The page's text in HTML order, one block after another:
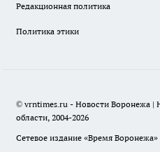
Редакционная политика
Политика этики
© vrntimes.ru - Новости Воронежа |
области, 2004-2026
Сетевое издание «Время Воронежа»